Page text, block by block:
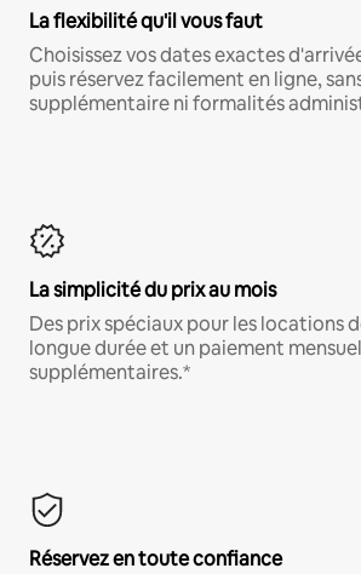
La flexibilité qu'il vous faut
Choisissez vos dates exactes
puis réservez facilement en ligne,
supplémentaire ni formalités
La simplicité du prix au mois
Des prix spéciaux pour les locations
longue durée et un paiement
supplémentaires.*
Réservez en toute confiance